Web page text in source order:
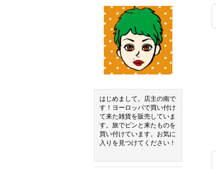
はじめまして。店主の南で
す！ヨーロッパで買い付け
て来た雑貨を販売していま
す。旅でピンと来たものを
買い付けています。お気に
入りを見つけてください！